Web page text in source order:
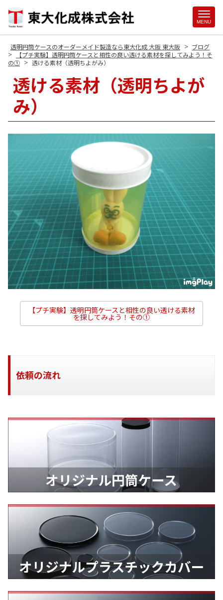
MENU
透明円筒ケースのオーダーメイド製造なら東大化成 大阪 東大阪 > ブログ
>
【プチ実験】透明円筒ケースと相性の良い透ける素材を探してみよう！そ
の① > 透ける素材（透明ちよがみ）
透ける素材（透明ちよが
み）
【プチ実験】透明円筒ケースと相性の良い透ける素材
を探してみよう！その①
依頼の流れ
Site
Footer